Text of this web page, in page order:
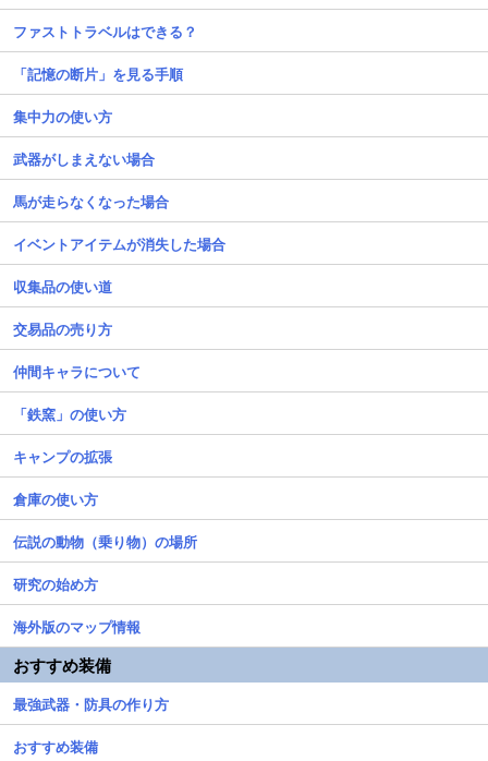
ファストトラベルはできる？
「記憶の断片」を見る手順
集中力の使い方
武器がしまえない場合
馬が走らなくなった場合
イベントアイテムが消失した場合
収集品の使い道
交易品の売り方
仲間キャラについて
「鉄窯」の使い方
キャンプの拡張
倉庫の使い方
伝説の動物（乗り物）の場所
研究の始め方
海外版のマップ情報
おすすめ装備
最強武器・防具の作り方
おすすめ装備